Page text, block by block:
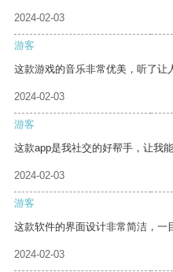
2024-02-03
游客
这款游戏的音乐非常优美，听了让
2024-02-03
游客
这款app是我社交的好帮手，让我
2024-02-03
游客
这款软件的界面设计非常简洁，一
2024-02-03